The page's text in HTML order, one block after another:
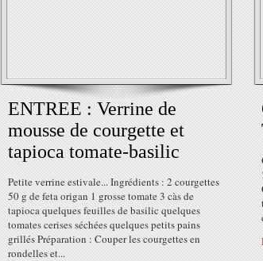
ENTREE : Verrine de
mousse de courgette et
tapioca tomate-basilic
Petite verrine estivale... Ingrédients : 2 courgettes
50 g de feta origan 1 grosse tomate 3 càs de
tapioca quelques feuilles de basilic quelques
tomates cerises séchées quelques petits pains
grillés Préparation : Couper les courgettes en
rondelles et...